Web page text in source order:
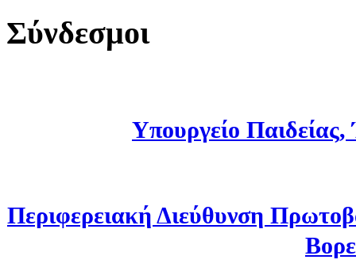
Σύνδεσμοι
Υπουργείο
Περιφερειακή Διεύθυνση